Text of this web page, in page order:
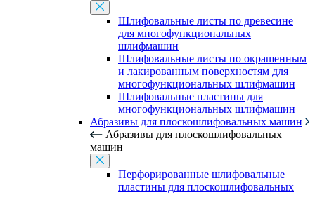
Шлифовальные листы по древесине
для многофункциональных
шлифмашин
Шлифовальные листы по окрашенным
и лакированным поверхностям для
многофункциональных шлифмашин
Шлифовальные пластины для
многофункциональных шлифмашин
Абразивы для плоскошлифовальных машин
Абразивы для плоскошлифовальных
машин
Перфорированные шлифовальные
пластины для плоскошлифовальных